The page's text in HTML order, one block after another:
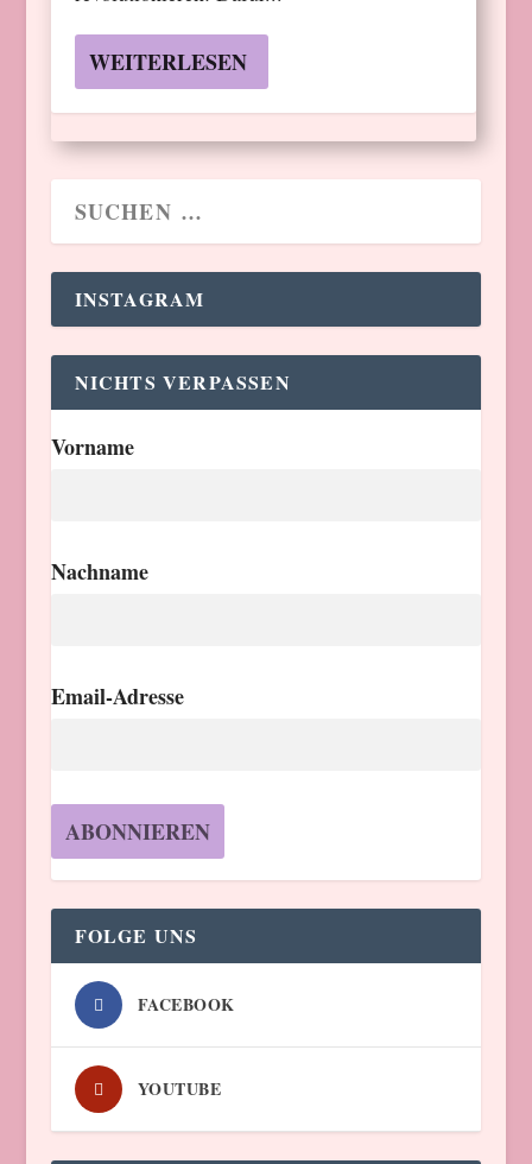
WEITERLESEN
INSTAGRAM
NICHTS VERPASSEN
Vorname
Nachname
Email-Adresse
FOLGE UNS
FACEBOOK
YOUTUBE